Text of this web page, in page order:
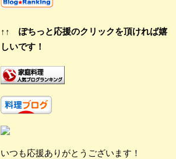
↑↑ ぽちっと応援のクリックを頂ければ嬉
しいです！
いつも応援ありがとうございます！